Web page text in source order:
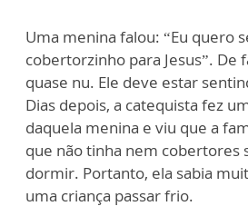
Uma menina falou: “Eu quero
cobertorzinho para Jesus”. De
quase nu. Ele deve estar
Dias depois, a catequista fez
daquela menina e viu que a
que não tinha nem cobertores
dormir. Portanto, ela sabia
uma criança passar frio.